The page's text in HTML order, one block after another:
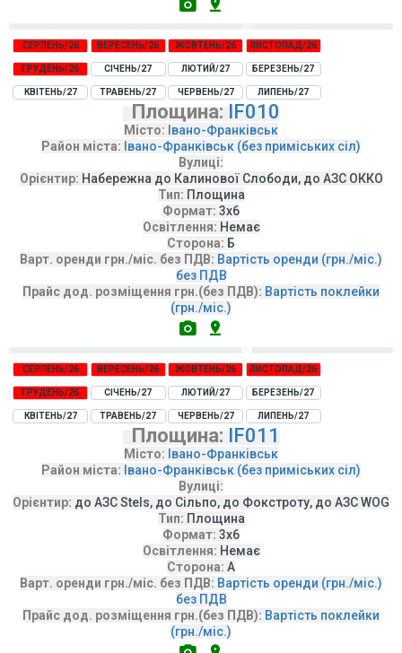
СЕРПЕНЬ/26 ВЕРЕСЕНЬ/26 ЖОВТЕНЬ/26 ЛИСТОПАД/26
ГРУДЕНЬ/26 СІЧЕНЬ/27 ЛЮТИЙ/27 БЕРЕЗЕНЬ/27
КВІТЕНЬ/27 ТРАВЕНЬ/27 ЧЕРВЕНЬ/27 ЛИПЕНЬ/27
Площина: IF010
Місто: Івано-Франківськ
Район міста: Івано-Франківськ (без приміських сіл)
Вулиці:
Орієнтир: Набережна до Калинової Слободи, до АЗС ОККО
Тип: Площина
Формат: 3х6
Освітлення: Немає
Сторона: Б
Варт. оренди грн./міс. без ПДВ: Вартість оренди (грн./міс.)
без ПДВ
Прайс дод. розміщення грн.(без ПДВ): Вартість поклейки
(грн./міс.)
СЕРПЕНЬ/26 ВЕРЕСЕНЬ/26 ЖОВТЕНЬ/26 ЛИСТОПАД/26
ГРУДЕНЬ/26 СІЧЕНЬ/27 ЛЮТИЙ/27 БЕРЕЗЕНЬ/27
КВІТЕНЬ/27 ТРАВЕНЬ/27 ЧЕРВЕНЬ/27 ЛИПЕНЬ/27
Площина: IF011
Місто: Івано-Франківськ
Район міста: Івано-Франківськ (без приміських сіл)
Вулиці:
Орієнтир: до АЗС Stels, до Сільпо, до Фокстроту, до АЗС WOG
Тип: Площина
Формат: 3х6
Освітлення: Немає
Сторона: А
Варт. оренди грн./міс. без ПДВ: Вартість оренди (грн./міс.)
без ПДВ
Прайс дод. розміщення грн.(без ПДВ): Вартість поклейки
(грн./міс.)